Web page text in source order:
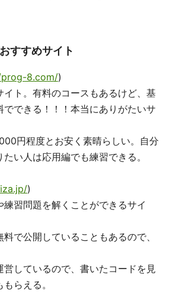
すすめサイト
8.com/)
ト。有料のコースもあるけど、基
でできる！！！本当にありがたいサ
円程度とお安く素晴らしい。自分
い人は応用編でも練習できる。
)
習問題を解くことができるサイ
で公開していることもあるので、
しているので、書いたコードを見
らえる。